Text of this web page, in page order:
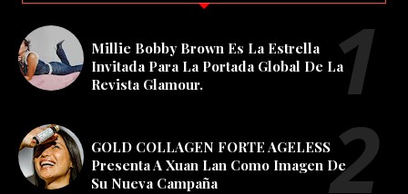
Millie Bobby Brown Es La Estrella
Invitada Para La Portada Global De La
Revista Glamour.
GOLD COLLAGEN FORTE AGELESS
Presenta A Xuan Lan Como Imagen De
Su Nueva Campaña